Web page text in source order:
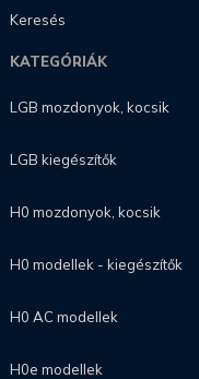
Keresés
KATEGÓRIÁK
LGB mozdonyok, kocsik
LGB kiegészítők
H0 mozdonyok, kocsik
H0 modellek - kiegészítők
H0 AC modellek
H0e modellek